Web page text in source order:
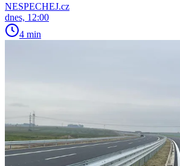
NESPECHEJ.cz
dnes, 12:00
4 min